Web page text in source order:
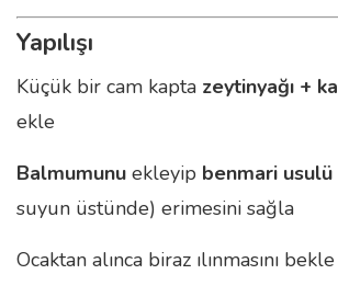
Yapılışı
Küçük bir cam kapta zeytinyağı +
ekle
Balmumunu ekleyip benmari usulü
suyun üstünde) erimesini sağla
Ocaktan alınca biraz ılınmasını bekle